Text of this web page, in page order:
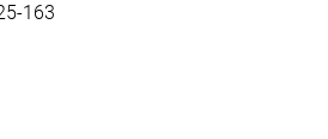
163